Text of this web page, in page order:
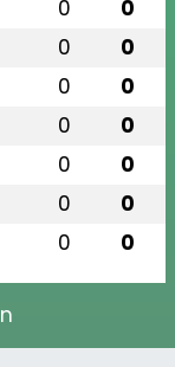
0 0
0 0
0 0
0 0
0 0
0 0
0 0